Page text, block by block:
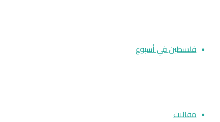
فلسطين في أسبوع
مقالات